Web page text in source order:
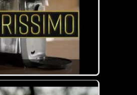
Schleppen schwerer Bierkisten :-)